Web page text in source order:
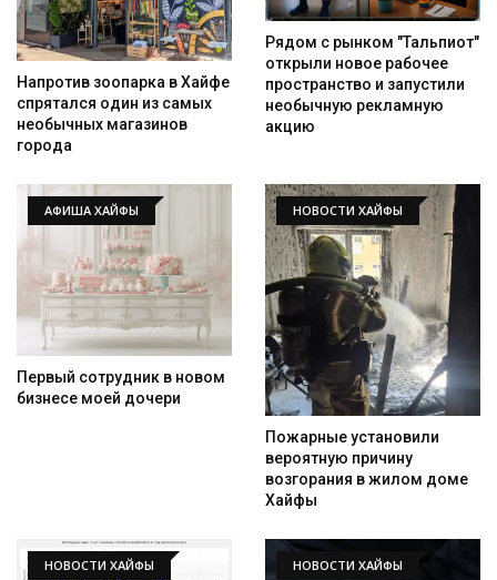
Напротив зоопарка в Хайфе
спрятался один из самых
необычных магазинов
города
Рядом с рынком "Тальпиот"
открыли новое рабочее
пространство и запустили
необычную рекламную
акцию
АФИША ХАЙФЫ
Первый сотрудник в новом
бизнесе моей дочери
НОВОСТИ ХАЙФЫ
Пожарные установили
вероятную причину
возгорания в жилом доме
Хайфы
НОВОСТИ ХАЙФЫ НОВОСТИ ХАЙФЫ